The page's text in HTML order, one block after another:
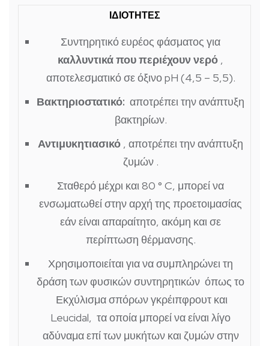
ΙΔΙΟΤΗΤΕΣ
Συντηρητικό ευρέος φάσματος για
καλλυντικά που περιέχουν νερό ,
αποτελεσματικό σε όξινο pH (4,5 – 5,5).
Βακτηριοστατικό: αποτρέπει την ανάπτυξη
βακτηρίων.
Αντιμυκητιασικό , αποτρέπει την ανάπτυξη
ζυμών .
Σταθερό μέχρι και 80 ° C, μπορεί να
ενσωματωθεί στην αρχή της προετοιμασίας
εάν είναι απαραίτητο, ακόμη και σε
περίπτωση θέρμανσης.
Χρησιμοποιείται για νασυμπληρώνει τη
δράση των φυσικών συντηρητικών όπως το
Εκχύλισμα σπόρων γκρέιπφρουτ και
Leucidal, τα οποία μπορεί να είναι λίγο
αδύναμα επί των μυκήτων και ζυμών στην